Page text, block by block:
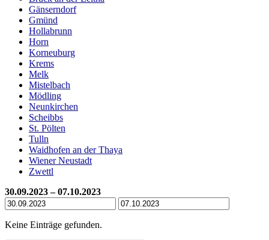
Gänserndorf
Gmünd
Hollabrunn
Horn
Korneuburg
Krems
Melk
Mistelbach
Mödling
Neunkirchen
Scheibbs
St. Pölten
Tulln
Waidhofen an der Thaya
Wiener Neustadt
Zwettl
30.09.2023 – 07.10.2023
Keine Einträge gefunden.